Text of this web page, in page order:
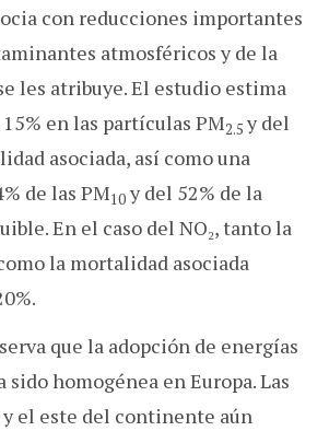
con reducciones importantes
atmosféricos y de la
les atribuye. El estudio estima
en las partículas PM2.5 y del
asociada, así como una
de las PM10 y del 52% de la
En el caso del NO₂, tanto la
la mortalidad asociada
que la adopción de energías
sido homogénea en Europa. Las
el este del continente aún